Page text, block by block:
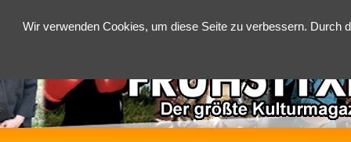
Wir verwenden Cookies, um diese Seite zu verbessern.